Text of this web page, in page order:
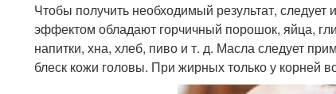
Чтобы получить необходимый результат,
эффектом обладают горчичный порошок, яйца,
напитки, хна, хлеб, пиво и т. д. Масла следует
блеск кожи головы. При жирных только у корней